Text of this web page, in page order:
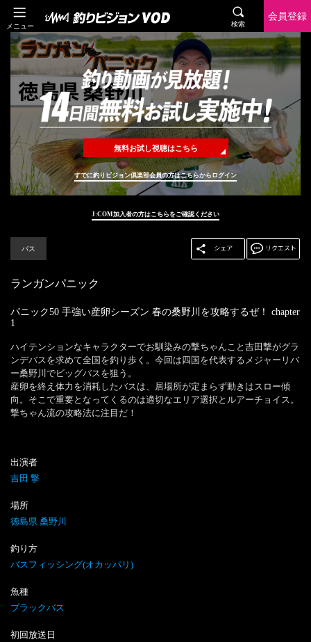
メニュー 検索
会員登録
無料お試し視聴はこちら
すでに釣りビジョン倶楽部会員の方はこちらからログイン
J:COM加入者の方はこちらをご確認ください
バス
ランガンパニック
パニック50 手強い産卵シーズン 春の桑野川を攻略するぜ！
chapter
1
ハイテンションなキャラクターでお馴染みの撃ちゃんこと吉田撃がグラ
ンデバスを求めて全国を釣り歩く。今回は四国を代表するメジャーリバ
ー桑野川でビッグバスを狙う。
産卵を終え体力を消耗したバスは、居場所が定まらず動きはスロー傾
向。そこで重要となってくるのは適切なエリア選択とルアーチョイス。
撃ちゃん流の攻略法に注目だ！
出演者
吉田 撃
場所
徳島県 桑野川
釣り方
バスフィッシング(オカッパリ)
魚種
ブラックバス
初回放送日